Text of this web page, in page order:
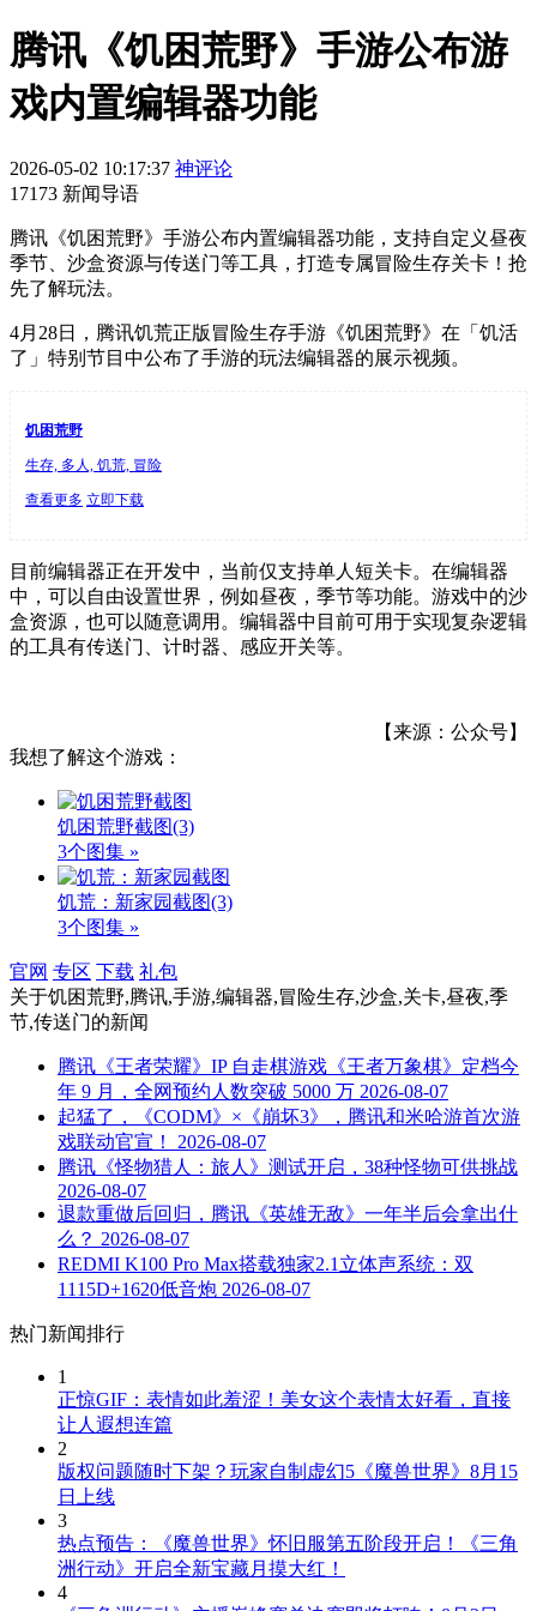
腾讯《饥困荒野》手游公布游
戏内置编辑器功能
2026-05-02 10:17:37 神评论
17173 新闻导语
腾讯《饥困荒野》手游公布内置编辑器功能，支持自定义昼夜
季节、沙盒资源与传送门等工具，打造专属冒险生存关卡！抢
先了解玩法。
4月28日，腾讯饥荒正版冒险生存手游《饥困荒野》在「饥活
了」特别节目中公布了手游的玩法编辑器的展示视频。
饥困荒野
生存, 多人, 饥荒, 冒险
查看更多 立即下载
目前编辑器正在开发中，当前仅支持单人短关卡。在编辑器
中，可以自由设置世界，例如昼夜，季节等功能。游戏中的沙
盒资源，也可以随意调用。编辑器中目前可用于实现复杂逻辑
的工具有传送门、计时器、感应开关等。
【来源：公众号】
我想了解这个游戏：
饥困荒野截图(3)
3个图集 »
饥荒：新家园截图(3)
3个图集 »
官网 专区 下载 礼包
关于饥困荒野,腾讯,手游,编辑器,冒险生存,沙盒,关卡,昼夜,季
节,传送门的新闻
腾讯《王者荣耀》IP 自走棋游戏《王者万象棋》定档今
年 9 月，全网预约人数突破 5000 万 2026-08-07
起猛了，《CODM》×《崩坏3》，腾讯和米哈游首次游
戏联动官宣！
2026-08-07
腾讯《怪物猎人：旅人》测试开启，38种怪物可供挑战
2026-08-07
退款重做后回归，腾讯《英雄无敌》一年半后会拿出什
么？ 2026-08-07
REDMI K100 Pro Max搭载独家2.1立体声系统：双
1115D+1620低音炮 2026-08-07
热门新闻排行
1
正惊GIF：表情如此羞涩！美女这个表情太好看，直接
让人遐想连篇
2
版权问题随时下架？玩家自制虚幻5《魔兽世界》8月15
日上线
3
热点预告：《魔兽世界》怀旧服第五阶段开启！《三角
洲行动》开启全新宝藏月摸大红！
4